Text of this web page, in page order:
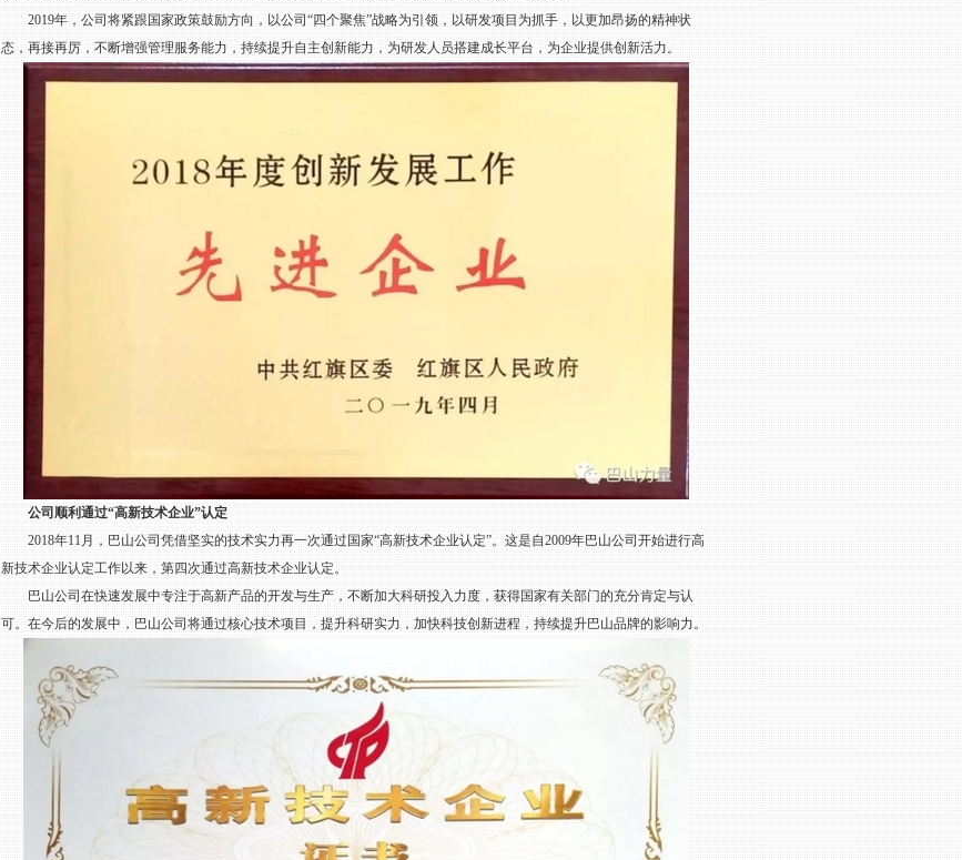
2019年，公司将紧跟国家政策鼓励方向，以公司“四个聚焦”战略为引领，以研发项目为抓手，以更加昂扬的精神状
态，再接再厉，不断增强管理服务能力，持续提升自主创新能力，为研发人员搭建成长平台，为企业提供创新活力。
公司顺利通过“高新技术企业”认定
2018年11月，巴山公司凭借坚实的技术实力再一次通过国家“高新技术企业认定”。这是自2009年巴山公司开始进行高
新技术企业认定工作以来，第四次通过高新技术企业认定。
巴山公司在快速发展中专注于高新产品的开发与生产，不断加大科研投入力度，获得国家有关部门的充分肯定与认
可。在今后的发展中，巴山公司将通过核心技术项目，提升科研实力，加快科技创新进程，持续提升巴山品牌的影响力。